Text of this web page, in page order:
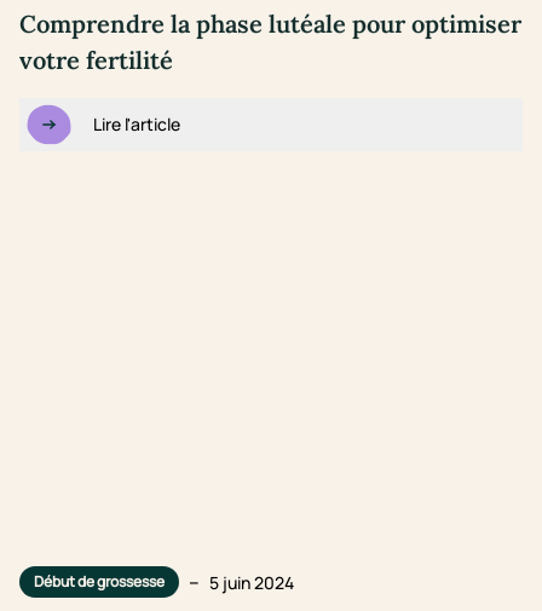
Comprendre la phase lutéale pour optimiser
votre fertilité
Lire l'article
Début de grossesse – 5 juin 2024